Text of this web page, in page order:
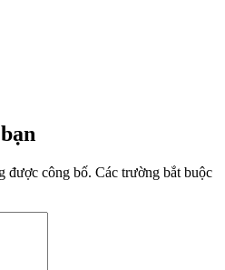
được công bố. Các trường bắt buộc